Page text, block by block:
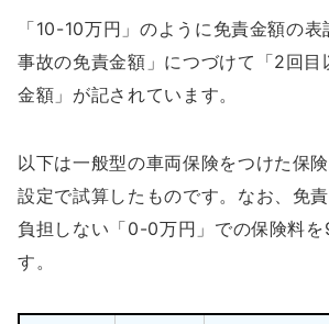
「10-10万円」のように免責金額の
事故の免責金額」につづけて「2回目
金額」が記されています。
以下は一般型の車両保険をつけた保
設定で試算したものです。なお、免
負担しない「0-0万円」での保険料
す。